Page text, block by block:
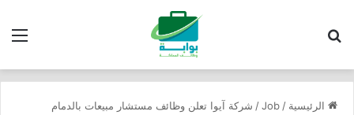
الرئيسية /
Job
/ شركة آيوا تعلن وظائف مستشار مبيعات بالدمام